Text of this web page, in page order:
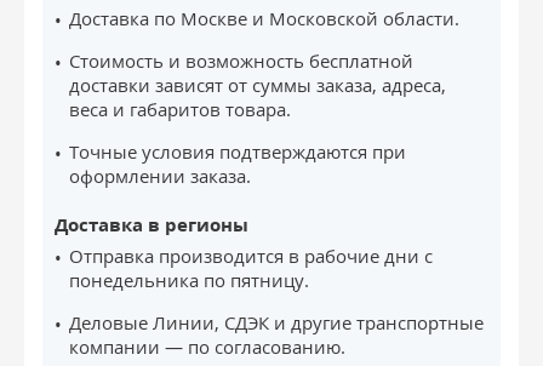
Доставка по Москве и Московской области.
Стоимость и возможность бесплатной
доставки зависят от суммы заказа, адреса,
веса и габаритов товара.
Точные условия подтверждаются при
оформлении заказа.
Доставка в регионы
Отправка производится в рабочие дни с
понедельника по пятницу.
Деловые Линии, СДЭК и другие транспортные
компании — по согласованию.